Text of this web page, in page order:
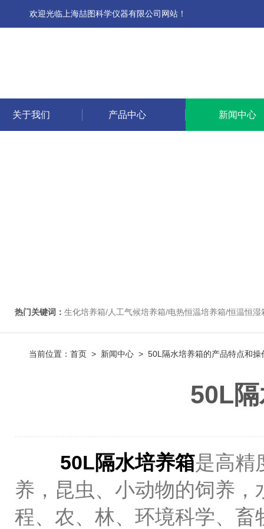
欢迎光临上海喆图科学仪器有限公司网站！
关于我们 产品中心 新闻中心
热门关键词： 生化培养箱/人工气候培养箱/电热恒温培养箱/恒温恒湿箱/光照培养箱/二氧化碳培养箱
当前位置： 首页 > 新闻中心 > 50L隔水培养箱的产品特点和操
50L
50L隔水培养箱是高精
养，昆虫、小动物的饲养
程、农、林、环境科学、